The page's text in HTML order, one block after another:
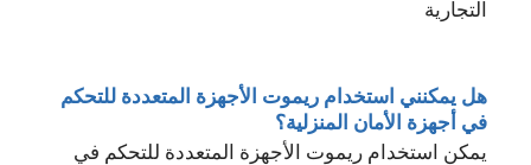
التجارية
هل يمكنني استخدام ريموت الأجهزة المتعددة للتحكم
في أجهزة الأمان المنزلية؟
يمكن استخدام ريموت الأجهزة المتعددة للتحكم في